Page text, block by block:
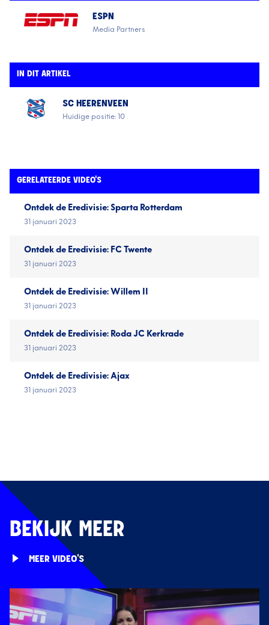
ESPN
Media Partners
IN DIT ARTIKEL
SC HEERENVEEN
Huidige positie: 10
GERELATEERDE VIDEO'S
Ontdek de Eredivisie: Sparta Rotterdam
31 januari 2023
Ontdek de Eredivisie: FC Twente
31 januari 2023
Ontdek de Eredivisie: Willem II
31 januari 2023
Ontdek de Eredivisie: Roda JC Kerkrade
31 januari 2023
Ontdek de Eredivisie: Ajax
31 januari 2023
BEKIJK MEER
MEER VIDEO'S